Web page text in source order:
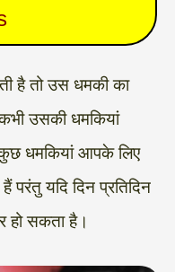
है तो उस धमकी का
उसकी धमकियां
धमकियां आपके लिए
यदि दिन प्रतिदिन
हो सकता है।